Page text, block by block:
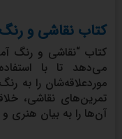
کتاب نقاشی و
کتاب “نقاشی و رنگ
می‌دهد تا با
موردعلاقه‌شان را به
تمرین‌های نقاشی،
آن‌ها را به بیان هنری